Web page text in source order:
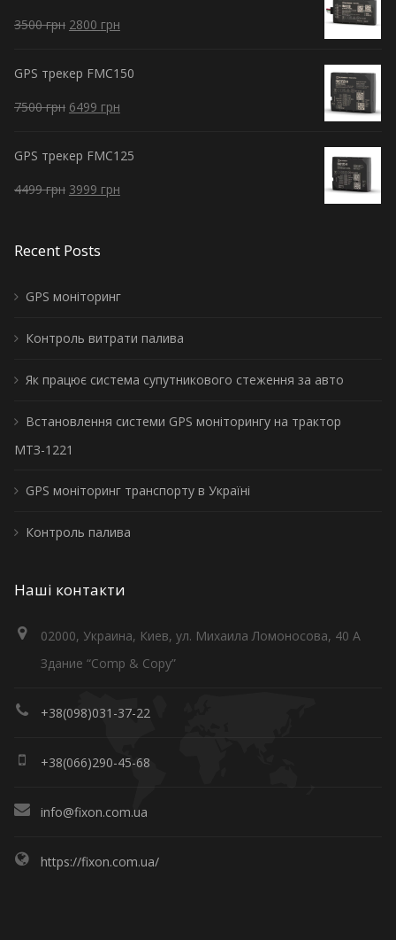
3500грн 2800 грн
GPS трекер FMC150
7500грн 6499 грн
GPS трекер FMC125
4499грн 3999 грн
Recent Posts
GPS моніторинг
Контроль витрати палива
Як працює система супутникового стеження за авто
Встановлення системи GPS моніторингу на трактор
МТЗ-1221
GPS моніторинг транспорту в Україні
Контроль палива
Наші контакти
02000, Украина, Киев, ул. Михаила Ломоносова, 40 А
Здание “Comp & Copy”
+38(098)031-37-22
+38(066)290-45-68
info@fixon.com.ua
https://fixon.com.ua/